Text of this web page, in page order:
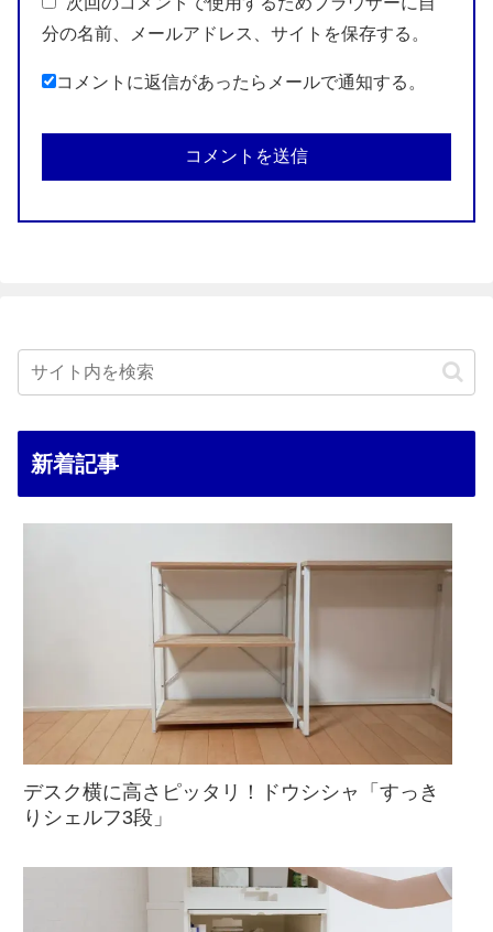
分の名前、メールアドレス、サイトを保存する。
コメントに返信があったらメールで通知する。
新着記事
デスク横に高さピッタリ！ドウシシャ「すっき
りシェルフ3段」